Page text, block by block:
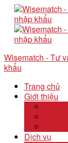
Wisematch - Tư
khẩu
Trang chủ
Giới thiệu
Dịch vụ